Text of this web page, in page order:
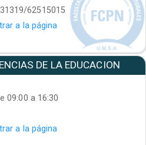
62515015
a la página
DE LA EDUCACION
09:00 a 16:30
a la página